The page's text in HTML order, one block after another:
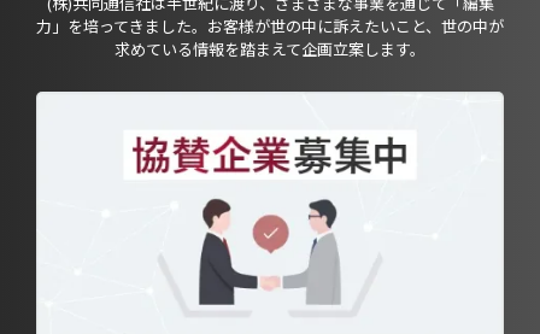
力」を培ってきました。お客様が世の中に訴えたいこと、世の中が
求めている情報を踏まえて企画立案します。